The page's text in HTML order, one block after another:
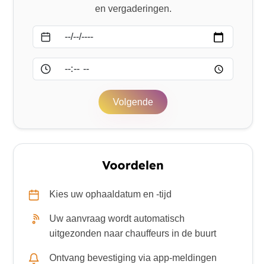
en vergaderingen.
Volgende
Voordelen
Kies uw ophaaldatum en -tijd
Uw aanvraag wordt automatisch
uitgezonden naar chauffeurs in de buurt
Ontvang bevestiging via app-meldingen